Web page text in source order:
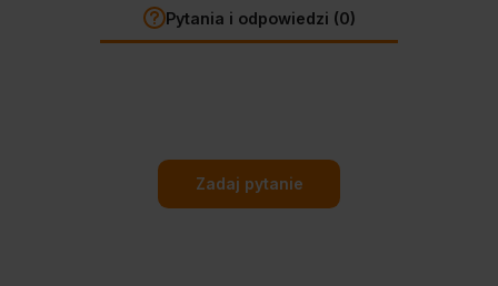
Pytania i odpowiedzi (0)
Zadaj pytanie